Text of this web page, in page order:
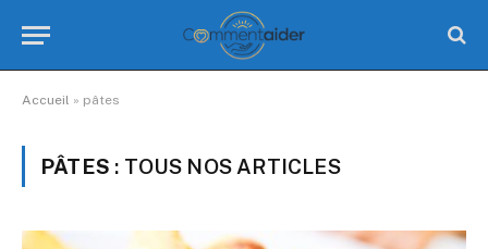
Accueil » pâtes
PÂTES : TOUS NOS ARTICLES